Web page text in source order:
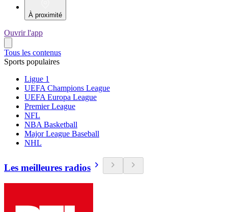
À proximité
Ouvrir l'app
Tous les contenus
Sports populaires
Ligue 1
UEFA Champions League
UEFA Europa League
Premier League
NFL
NBA Basketball
Major League Baseball
NHL
Les meilleures radios